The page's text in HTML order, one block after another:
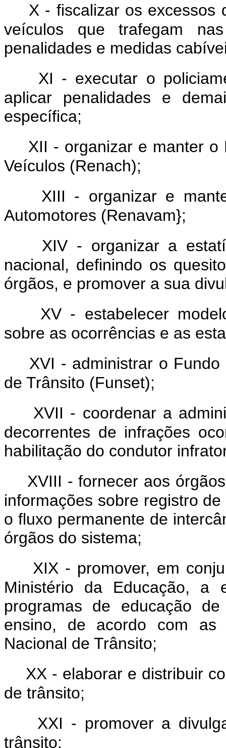
X - fiscalizar os excessos
veículos que trafegam
penalidades e medidas
XI - executar o
aplicar penalidades e
específica;
XII - organizar e manter o
Veículos (Renach);
XIII - organizar e
Automotores (Renavam};
XIV - organizar a
nacional, definindo os
órgãos, e promover a sua
XV - estabelecer
sobre as ocorrências e as
XVI - administrar o
de Trânsito (Funset);
XVII - coordenar a
decorrentes de infrações
habilitação do condutor
XVIII - fornecer aos
informações sobre registro
o fluxo permanente de
órgãos do sistema;
XIX - promover, em
Ministério da Educação, a
programas de educação
ensino, de acordo com as
Nacional de Trânsito;
XX - elaborar e distribuir
de trânsito;
XXI - promover a
trânsito;